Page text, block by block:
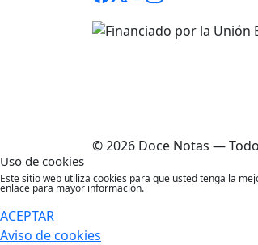
© 2026 Doce Notas —
Uso de cookies
Este sitio web utiliza cookies para que usted tenga la
enlace para mayor información.
ACEPTAR
Aviso de cookies